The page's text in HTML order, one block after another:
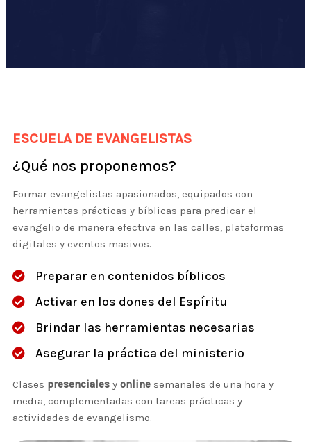
ESCUELA DE EVANGELISTAS
¿Qué nos proponemos?
Formar evangelistas apasionados, equipados con
herramientas prácticas y bíblicas para predicar el
evangelio de manera efectiva en las calles, plataformas
digitales y eventos masivos.
Preparar en contenidos bíblicos
Activar en los dones del Espíritu
Brindar las herramientas necesarias
Asegurar la práctica del ministerio
Clases presenciales y online semanales de una hora y
media, complementadas con tareas prácticas y
actividades de evangelismo.